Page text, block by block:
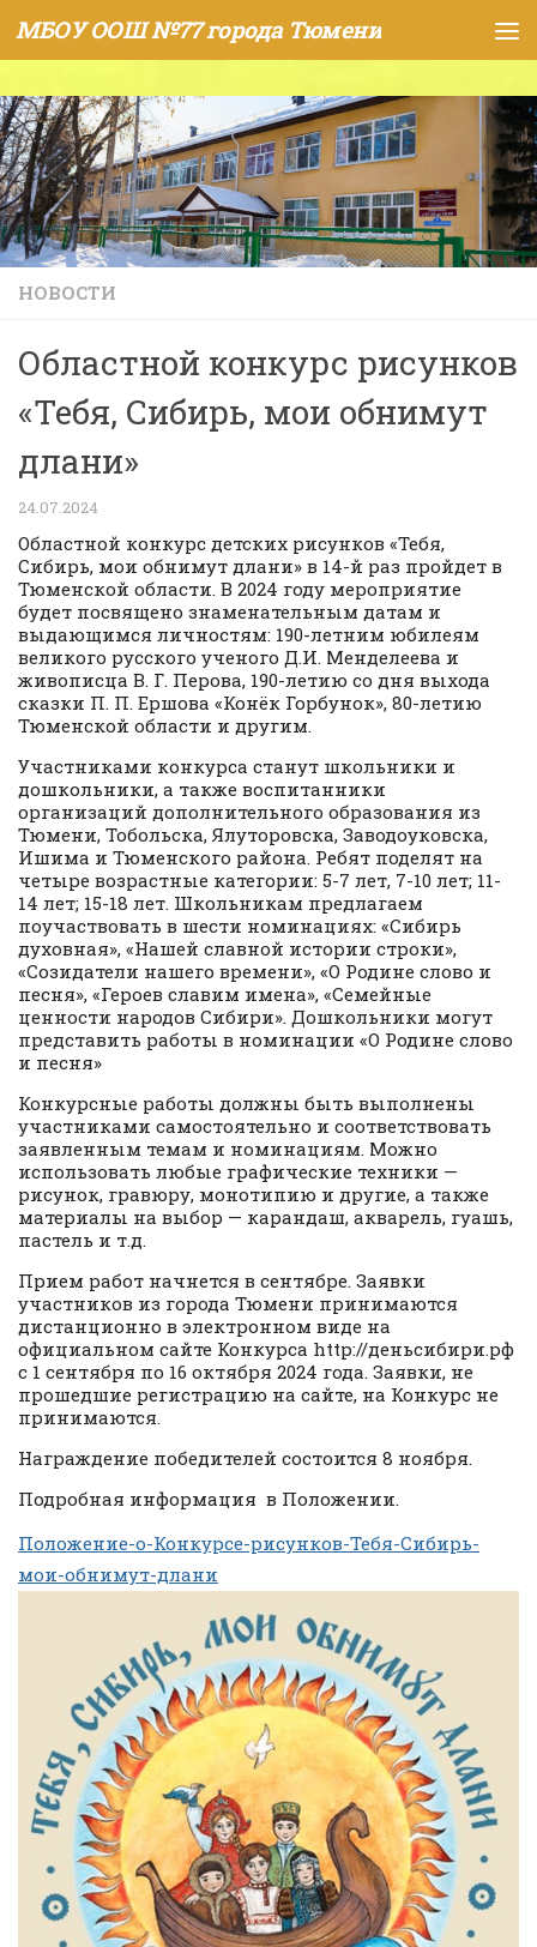
Skip to content
МБОУ ООШ №77 города Тюмени
НОВОСТИ
Областной конкурс рисунков
«Тебя, Сибирь, мои обнимут
длани»
24.07.2024
Областной конкурс детских рисунков «Тебя,
Сибирь, мои обнимут длани» в 14-й раз пройдет в
Тюменской области. В 2024 году мероприятие
будет посвящено знаменательным датам и
выдающимся личностям: 190-летним юбилеям
великого русского ученого Д.И. Менделеева и
живописца В. Г. Перова, 190-летию со дня выхода
сказки П. П. Ершова «Конёк Горбунок», 80-летию
Тюменской области и другим.
Участниками конкурса станут школьники и
дошкольники, а также воспитанники
организаций дополнительного образования из
Тюмени, Тобольска, Ялуторовска, Заводоуковска,
Ишима и Тюменского района. Ребят поделят на
четыре возрастные категории: 5-7 лет, 7-10 лет; 11-
14 лет; 15-18 лет. Школьникам предлагаем
поучаствовать в шести номинациях: «Сибирь
духовная», «Нашей славной истории строки»,
«Созидатели нашего времени», «О Родине слово и
песня», «Героев славим имена», «Семейные
ценности народов Сибири». Дошкольники могут
представить работы в номинации «О Родине слово
и песня»
Конкурсные работы должны быть выполнены
участниками самостоятельно и соответствовать
заявленным темам и номинациям. Можно
использовать любые графические техники —
рисунок, гравюру, монотипию и другие, а также
материалы на выбор — карандаш, акварель, гуашь,
пастель и т.д.
Прием работ начнется в сентябре. Заявки
участников из города Тюмени принимаются
дистанционно в электронном виде на
официальном сайте Конкурса http://деньсибири.рф
с 1 сентября по 16 октября 2024 года. Заявки, не
прошедшие регистрацию на сайте, на Конкурс не
принимаются.
Награждение победителей состоится 8 ноября.
Подробная информация в Положении.
Положение-о-Конкурсе-рисунков-Тебя-Сибирь-
мои-обнимут-длани